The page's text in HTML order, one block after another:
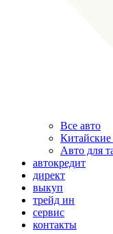
Все авто
Китайские
Авто для
автокредит
директ
выкуп
трейд ин
сервис
контакты